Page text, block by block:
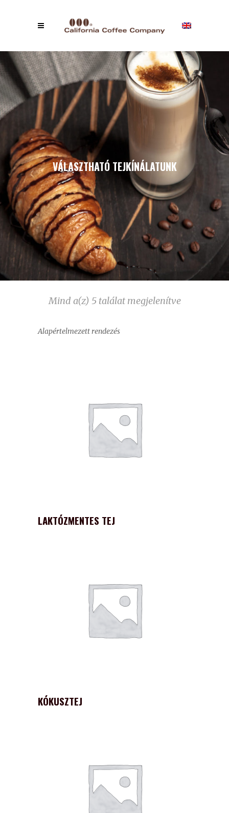
VÁLASZTHATÓ TEJKÍNÁLATUNK
Mind a(z) 5 találat megjelenítve
Alapértelmezett rendezés
LAKTÓZMENTES TEJ
KÓKUSZTEJ